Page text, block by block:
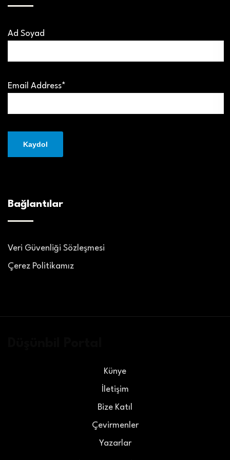
Ad Soyad
Email Address*
Bağlantılar
Veri Güvenliği Sözleşmesi
Çerez Politikamız
Künye
İletişim
Bize Katıl
Çevirmenler
Yazarlar